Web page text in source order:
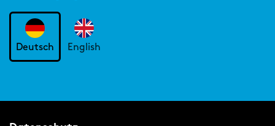
Deutsch English